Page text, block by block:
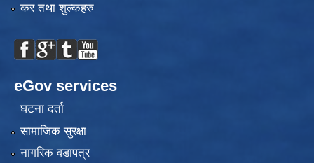
कर तथा शुल्कहरु
eGov services
घटना दर्ता
सामाजिक सुरक्षा
नागरिक वडापत्र